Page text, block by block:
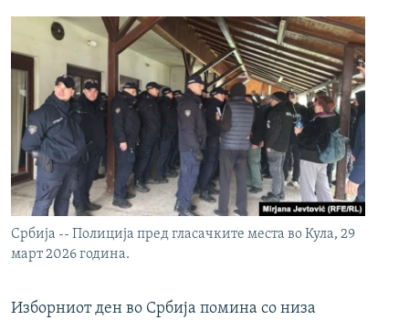
Србија -- Полиција пред гласачките места во Кула, 29
март 2026 година.
Изборниот ден во Србија помина со низа